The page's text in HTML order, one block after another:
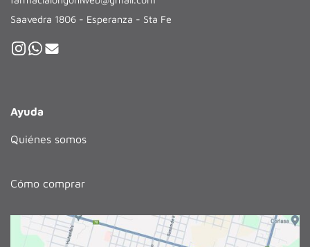
Saavedra 1806 - Esperanza - Sta Fe
Ayuda
Quiénes somos
Cómo comprar